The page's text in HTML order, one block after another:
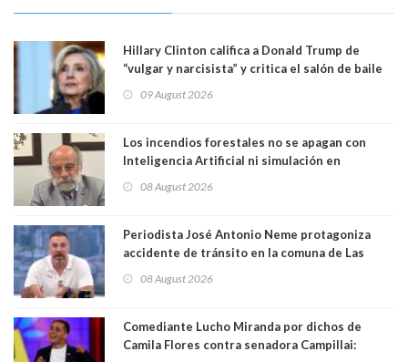
Hillary Clinton califica a Donald Trump de
“vulgar y narcisista” y critica el salón de baile
casa. Y la está destruyendo”
09 August 2026
Los incendios forestales no se apagan con
Inteligencia Artificial ni simulación en
Magister en Asentamientos Humanos PUC
08 August 2026
Periodista José Antonio Neme protagoniza
accidente de tránsito en la comuna de Las
08 August 2026
Comediante Lucho Miranda por dichos de
Camila Flores contra senadora Campillai: